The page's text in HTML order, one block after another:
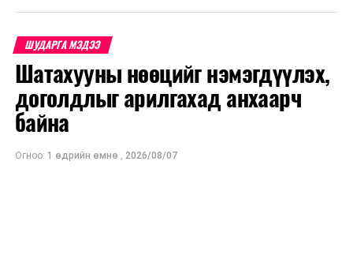
ШУДАРГА МЭДЭЭ
Шатахууны нөөцийг нэмэгдүүлэх,
доголдлыг арилгахад анхаарч
байна
Огноо: 1 өдрийн өмнө , 2026/08/07